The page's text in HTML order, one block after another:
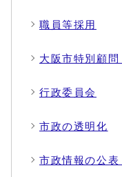
職員等採用
大阪市特別顧
行政委員会
市政の透明化
市政情報の公表